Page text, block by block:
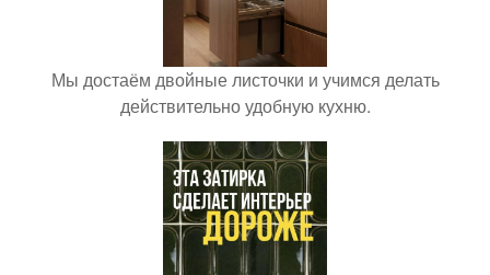
Мы достаём двойные листочки и учимся делать
действительно удобную кухню.